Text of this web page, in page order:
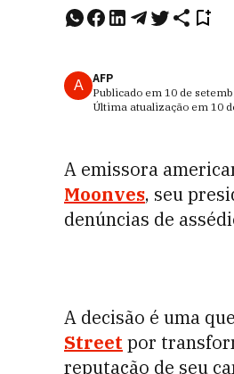
A
AFP
Publicado em 10 de
Última atualização em 10
A emissora
Moonves, seu
denúncias de
A decisão é uma
Street por
reputação de seu